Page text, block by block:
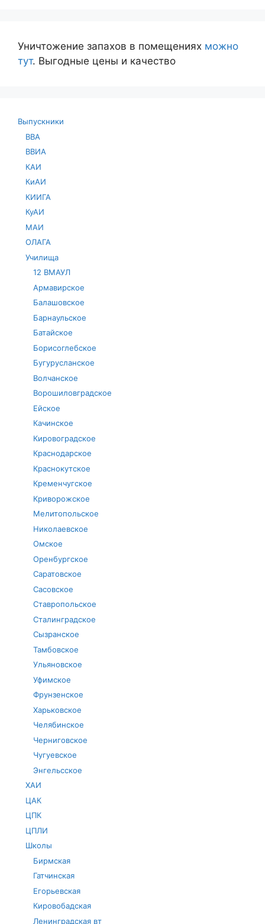
Уничтожение запахов в помещениях можно
тут. Выгодные цены и качество
Выпускники
ВВА
ВВИА
КАИ
КиАИ
КИИГА
КуАИ
МАИ
ОЛАГА
Училища
12 ВМАУЛ
Армавирское
Балашовское
Барнаульское
Батайское
Борисоглебское
Бугурусланское
Волчанское
Ворошиловградское
Ейское
Качинское
Кировоградское
Краснодарское
Краснокутское
Кременчугское
Криворожское
Мелитопольское
Николаевское
Омское
Оренбургское
Саратовское
Сасовское
Ставропольское
Сталинградское
Сызранское
Тамбовское
Ульяновское
Уфимское
Фрунзенское
Харьковское
Челябинское
Черниговское
Чугуевское
Энгельсское
ХАИ
ЦАК
ЦПК
ЦПЛИ
Школы
Бирмская
Гатчинская
Егорьевская
Кировобадская
Ленинградская вт